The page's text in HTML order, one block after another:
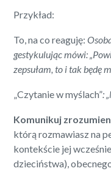
Przykład:
To, na co reaguję:
gestykulując mówi:
zepsułam, to i tak będę
„Czytanie w myślach”:
Komunikuj
którą rozmawiasz na
kontekście jej
dzieciństwa),